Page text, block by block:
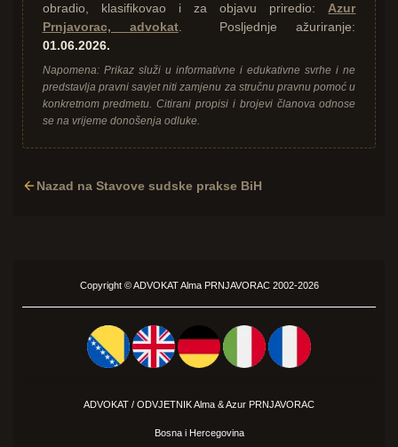
obradio, klasifikovao i za objavu priredio: Azur
Prnjavorac, advokat. Posljednje ažuriranje:
01.06.2026.
Napomena: Prikaz služi u informativne i edukativne svrhe i ne
predstavlja pravni savjet niti zamjenu za stručnu pravnu pomoć u
konkretnom predmetu. Citirani propisi i brojevi članova odnose
se na vrijeme donošenja odluke.
Nazad na Stavove sudske prakse BiH
Copyright ©ADVOKATAlma PRNJAVORAC 2002-2026
ADVOKAT / ODVJETNIK Alma &Azur PRNJAVORAC
Bosna i Hercegovina